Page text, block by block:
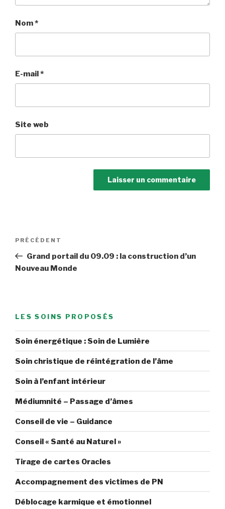
Nom*
E-mail*
Site web
Navigation
l’article
Article
précédent
PRÉCÉDENT
Grand portail du 09.09 : la construction d’un
Nouveau Monde
LES SOINS PROPOSÉS
Soin énergétique : Soin de Lumière
Soin christique de réintégration de l’âme
Soin à l’enfant intérieur
Médiumnité – Passage d’âmes
Conseil de vie – Guidance
Conseil « Santé au Naturel »
Tirage de cartes Oracles
Accompagnement des victimes de PN
Déblocage karmique et émotionnel